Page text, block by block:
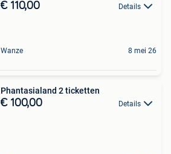
€ 110,00 Details
Wanze 8 mei 26
Phantasialand 2 ticketten
€ 100,00 Details